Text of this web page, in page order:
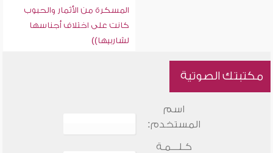
المسكرة من الأثمار والحبوب
كانت على اختلاف أجناسها
لشاربيها))
مكتبتك الصوتية
اسم
المستخدم:
كـلـــمـة